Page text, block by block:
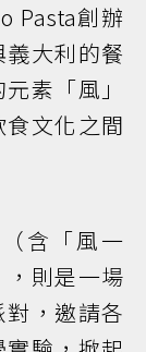
Pasta創辦
大利的餐
素「風」
文化之間
含「風一
則是一場
，邀請各